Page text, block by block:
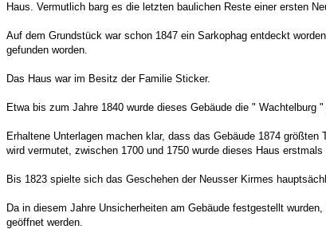
Haus. Vermutlich barg es die letzten baulichen Reste einer ersten
Auf dem Grundstück war schon 1847 ein Sarkophag entdeckt
gefunden worden.
Das Haus war im Besitz der Familie Sticker.
Etwa bis zum Jahre 1840 wurde dieses Gebäude die " Wachtelburg "
Erhaltene Unterlagen machen klar, dass das Gebäude 1874
wird vermutet, zwischen 1700 und 1750 wurde dieses Haus erstmals
Bis 1823 spielte sich das Geschehen der Neusser Kirmes
Da in diesem Jahre Unsicherheiten am Gebäude festgestellt
geöffnet werden.